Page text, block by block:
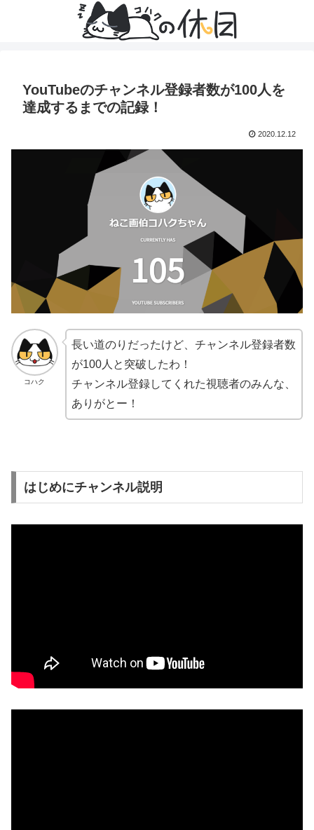
YouTubeのチャンネル登録者数が100人を
達成するまでの記録！
2020.12.12
コハク
長い道のりだったけど、チャンネル登録者数
が100人と突破したわ！
チャンネル登録してくれた視聴者のみんな、
ありがとー！
はじめにチャンネル説明